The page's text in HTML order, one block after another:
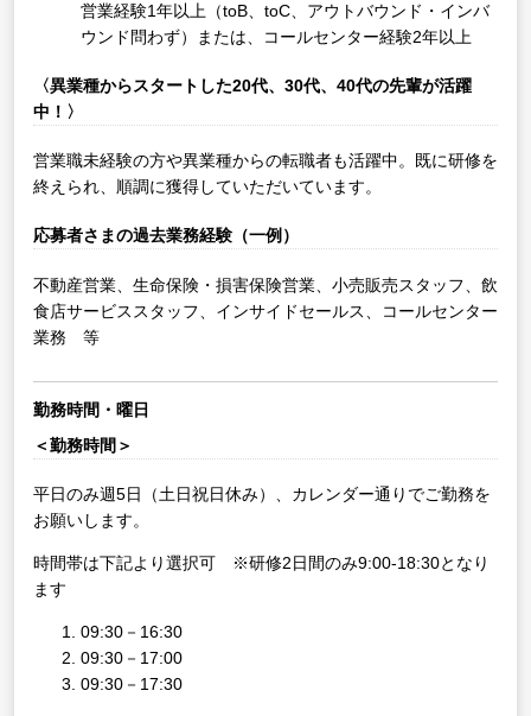
営業経験1年以上（toB、toC、アウトバウンド・インバ
ウンド問わず）または、コールセンター経験2年以上
〈異業種からスタートした20代、30代、40代の先輩が活躍
中！〉
営業職未経験の方や異業種からの転職者も活躍中。既に研修を
終えられ、順調に獲得していただいています。
応募者さまの過去業務経験（一例）
不動産営業、生命保険・損害保険営業、小売販売スタッフ、飲
食店サービススタッフ、インサイドセールス、コールセンター
業務 等
勤務時間・曜日
＜勤務時間＞
平日のみ週5日（土日祝日休み）、カレンダー通りでご勤務を
お願いします。
時間帯は下記より選択可 ※研修2日間のみ9:00-18:30となり
ます
09:30－16:30
09:30－17:00
09:30－17:30